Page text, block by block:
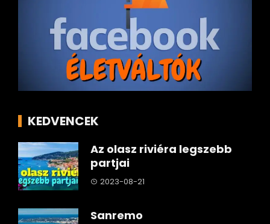
KEDVENCEK
Az olasz riviéra legszebb
partjai
2023-08-21
Sanremo